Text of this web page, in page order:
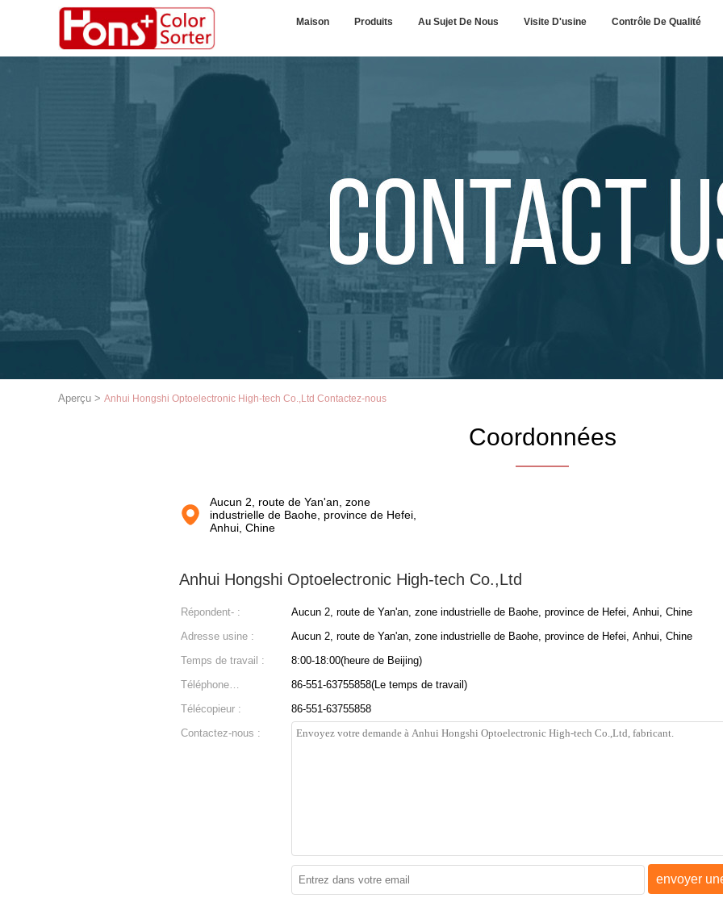
Maison Produits Au Sujet De Nous Visite D'usine Contrôle De Qualité
Aperçu > Anhui Hongshi Optoelectronic High-tech Co.,Ltd Contactez-nous
Coordonnées
Aucun 2, route de Yan'an, zone
industrielle de Baohe, province de Hefei,
Anhui, Chine
Anhui Hongshi Optoelectronic High-tech Co.,Ltd
Répondent- :
Aucun 2, route de Yan'an, zone industrielle de Baohe, province de Hefei, Anhui, Chine
Adresse usine :
Aucun 2, route de Yan'an, zone industrielle de Baohe, province de Hefei, Anhui, Chine
Temps de travail :
8:00-18:00(heure de Beijing)
Téléphone
professionnel :
86-551-63755858(Le temps de travail)
Télécopieur :
86-551-63755858
Contactez-nous :
envoyer